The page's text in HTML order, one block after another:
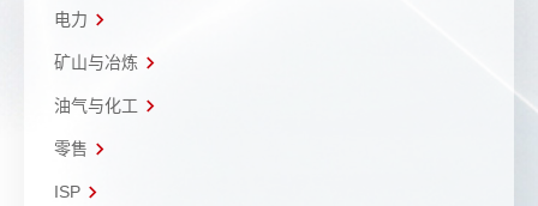
电力
矿山与冶炼
油气与化工
零售
ISP